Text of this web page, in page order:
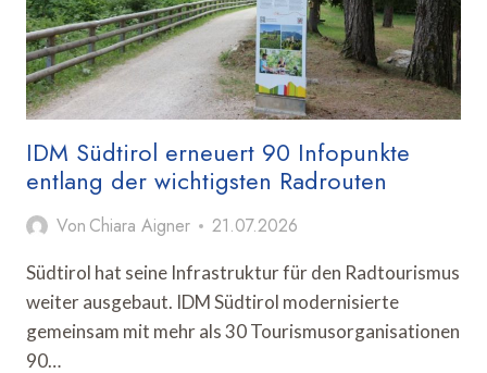
IDM Südtirol erneuert 90 Infopunkte
entlang der wichtigsten Radrouten
Von Chiara Aigner 21.07.2026
Südtirol hat seine Infrastruktur für den Radtourismus
weiter ausgebaut. IDM Südtirol modernisierte
gemeinsam mit mehr als 30 Tourismusorganisationen
90…